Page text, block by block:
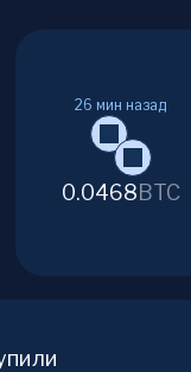
26 мин назад
0.0468BTC